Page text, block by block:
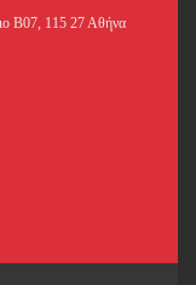
Β07, 115 27 Αθήνα